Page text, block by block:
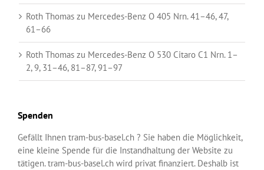
Roth Thomas zu Mercedes-Benz O 405 Nrn. 41–46, 47,
61–66
Roth Thomas zu Mercedes-Benz O 530 Citaro C1 Nrn. 1–
2, 9, 31–46, 81–87, 91–97
Spenden
Gefällt Ihnen tram-bus-basel.ch ? Sie haben die Möglichkeit,
eine kleine Spende für die Instandhaltung der Website zu
tätigen. tram-bus-basel.ch wird privat finanziert. Deshalb ist